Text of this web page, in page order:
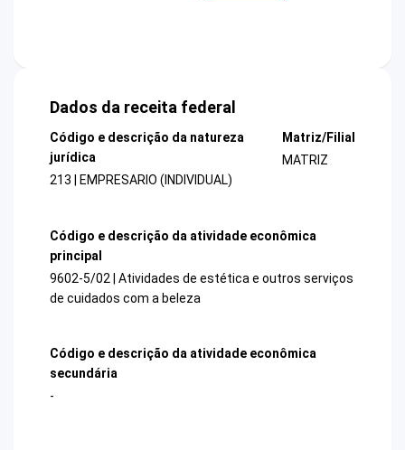
Dados da receita federal
Código e descrição da natureza
jurídica
213 | EMPRESARIO (INDIVIDUAL)
Matriz/Filial
MATRIZ
Código e descrição da atividade econômica
principal
9602-5/02 | Atividades de estética e outros serviços
de cuidados com a beleza
Código e descrição da atividade econômica
secundária
-